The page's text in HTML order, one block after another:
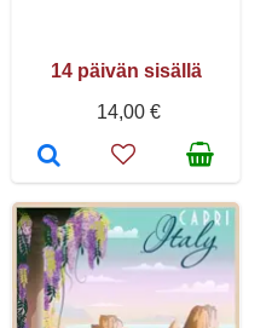
14 päivän sisällä
14,00 €